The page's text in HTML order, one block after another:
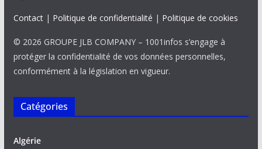
Contact| Politique de confidentialité | Politique de cookies
© 2026 GROUPE JLB COMPANY – 1001infos s’engage à
protéger la confidentialité de vos données personnelles,
conformément à la législation en vigueur.
Catégories
Algérie